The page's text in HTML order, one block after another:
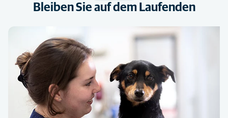
Bleiben Sie auf dem Laufenden